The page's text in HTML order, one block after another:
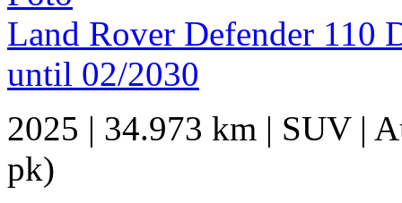
Land Rover Defender 110
until 02/2030
2025 | 34.973 km | SUV|
pk)